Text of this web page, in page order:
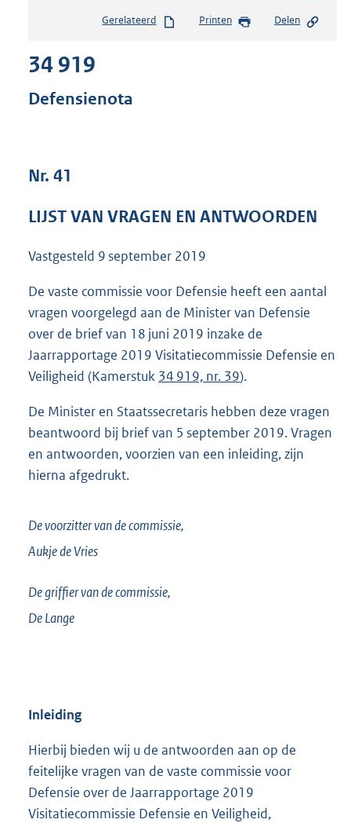
s
e
K
Gerelateerd Printen Delen
34 919
Defensienota
Nr. 41
LIJST VAN VRAGEN EN ANTWOORDEN
Vastgesteld 9 september 2019
De vaste commissie voor Defensie heeft een aantal
vragen voorgelegd aan de Minister van Defensie
over de brief van 18 juni 2019 inzake de
Jaarrapportage 2019 Visitatiecommissie Defensie en
Veiligheid (Kamerstuk 34 919, nr. 39).
De Minister en Staatssecretaris hebben deze vragen
beantwoord bij brief van 5 september 2019. Vragen
en antwoorden, voorzien van een inleiding, zijn
hierna afgedrukt.
De voorzitter van de commissie,
Aukje deVries
De griffier van de commissie,
De Lange
Inleiding
Hierbij bieden wij u de antwoorden aan op de
feitelijke vragen van de vaste commissie voor
Defensie over de Jaarrapportage 2019
Visitatiecommissie Defensie en Veiligheid,